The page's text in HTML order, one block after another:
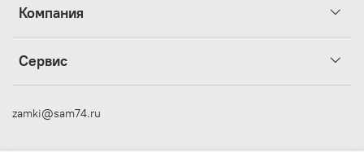
Компания
Сервис
zamki@sam74.ru